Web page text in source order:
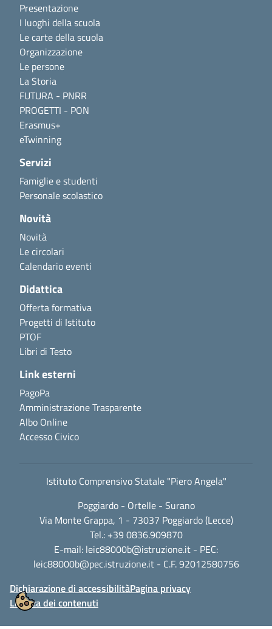
Presentazione
I luoghi della scuola
Le carte della scuola
Organizzazione
Le persone
La Storia
FUTURA - PNRR
PROGETTI - PON
Erasmus+
eTwinning
Servizi
Famiglie e studenti
Personale scolastico
Novità
Novità
Le circolari
Calendario eventi
Didattica
Offerta formativa
Progetti di Istituto
PTOF
Libri di Testo
Link esterni
PagoPa
Amministrazione Trasparente
Albo Online
Accesso Civico
Istituto Comprensivo Statale "Piero Angela"
Poggiardo - Ortelle - Surano
Via Monte Grappa, 1 - 73037 Poggiardo (Lecce)
Tel.: +39 0836.909870
E-mail: leic88000b@istruzione.it - PEC:
leic88000b@pec.istruzione.it- C.F. 92012580756
Dichiarazione di accessibilitàPagina privacy
Licenza dei contenuti